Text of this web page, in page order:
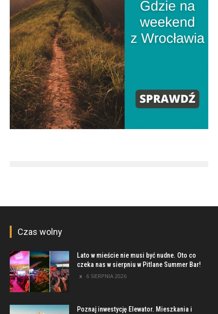
Czas wolny
Lato w mieście nie musi być nudne. Oto co
czeka nas w sierpniu w Pitlane Summer Bar!
6 SIERPNIA 2026
Poznaj inwestycję Elewator. Mieszkania i